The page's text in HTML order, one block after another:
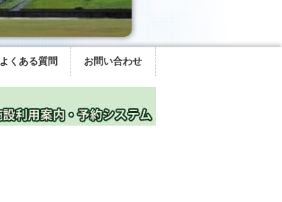
よくある質問 お問い合わせ